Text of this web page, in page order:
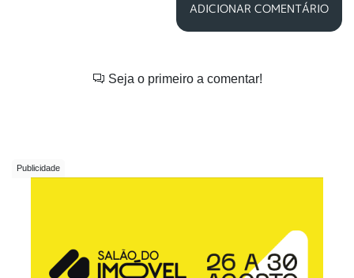
ADICIONAR COMENTÁRIO
Seja o primeiro a comentar!